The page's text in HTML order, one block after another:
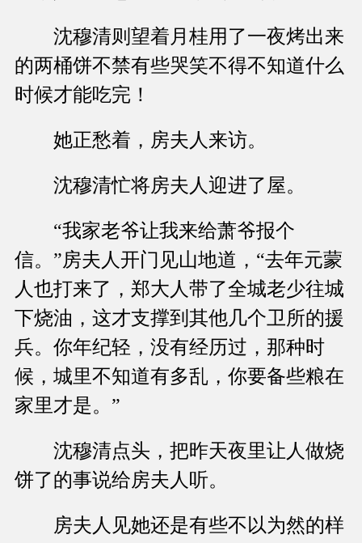
沈穆清则望着月桂用了一夜烤出来
的两桶饼不禁有些哭笑不得不知道什么
时候才能吃完！
她正愁着，房夫人来访。
沈穆清忙将房夫人迎进了屋。
“我家老爷让我来给萧爷报个
信。”房夫人开门见山地道，“去年元蒙
人也打来了，郑大人带了全城老少往城
下烧油，这才支撑到其他几个卫所的援
兵。你年纪轻，没有经历过，那种时
候，城里不知道有多乱，你要备些粮在
家里才是。”
沈穆清点头，把昨天夜里让人做烧
饼了的事说给房夫人听。
房夫人见她还是有些不以为然的样